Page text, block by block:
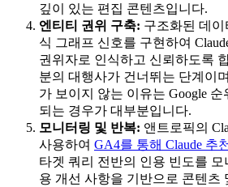
깊이 있는 편집 콘텐츠입니다.
엔티티 권위 구축: 구조화된 데이
식 그래프 신호를 구현하여
권위자로 인식하고 신뢰하도록
분의 대행사가 건너뛰는 단계이
가 보이지 않는 이유는 Google
되는 경우가 대부분입니다.
모니터링 및 반복: 앤트로픽의
사용하여 GA4를 통해 Claude 추
타겟 쿼리 전반의 인용 빈도를
용 개선 사항을 기반으로 콘텐츠